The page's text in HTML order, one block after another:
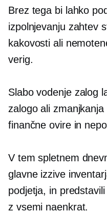
Brez tega bi lahko
izpolnjevanju zahtev
kakovosti ali
verig.
Slabo vodenje zalog
zalogo ali
finančne ovire in
V tem spletnem
glavne izzive
podjetja, in
z vsemi naenkrat.